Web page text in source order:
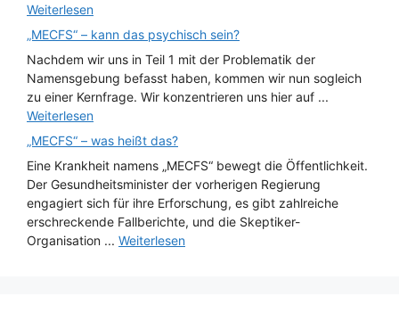
Weiterlesen
„MECFS“ – kann das psychisch sein?
Nachdem wir uns in Teil 1 mit der Problematik der
Namensgebung befasst haben, kommen wir nun sogleich
zu einer Kernfrage. Wir konzentrieren uns hier auf ...
Weiterlesen
„MECFS“ – was heißt das?
Eine Krankheit namens „MECFS“ bewegt die Öffentlichkeit.
Der Gesundheitsminister der vorherigen Regierung
engagiert sich für ihre Erforschung, es gibt zahlreiche
erschreckende Fallberichte, und die Skeptiker-
Organisation ... Weiterlesen